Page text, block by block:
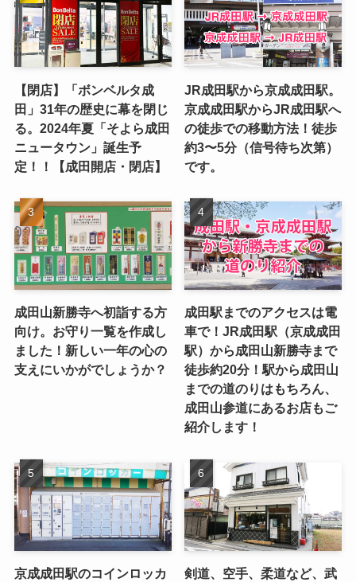
【閉店】「ボンベルタ成
田」31年の歴史に幕を閉じ
る。2024年夏「そよら成田
ニュータウン」誕生予
定！！【成田開店・閉店】
JR成田駅から京成成田駅。
京成成田駅からJR成田駅へ
の徒歩での移動方法！徒歩
約3〜5分（信号待ち次第）
です。
成田山新勝寺へ初詣する方
向け。お守り一覧を作成し
ました！新しい一年の心の
支えにいかがでしょうか？
成田駅までのアクセスは電
車で！JR成田駅（京成成田
駅）から成田山新勝寺まで
徒歩約20分！駅から成田山
までの道のりはもちろん、
成田山参道にあるお店もご
紹介します！
京成成田駅のコインロッカ
剣道、空手、柔道など、武